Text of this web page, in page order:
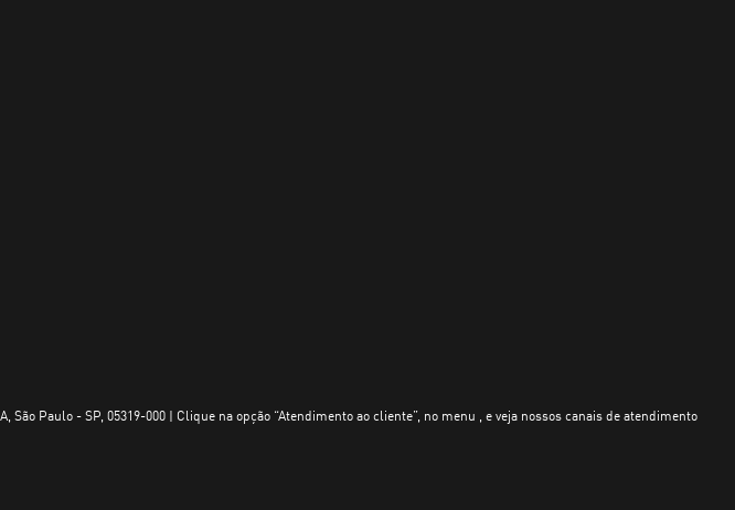
Paulo - SP, 05319-000 | Clique na opção “Atendimento ao cliente”, no menu , e veja nossos canais de atendimento